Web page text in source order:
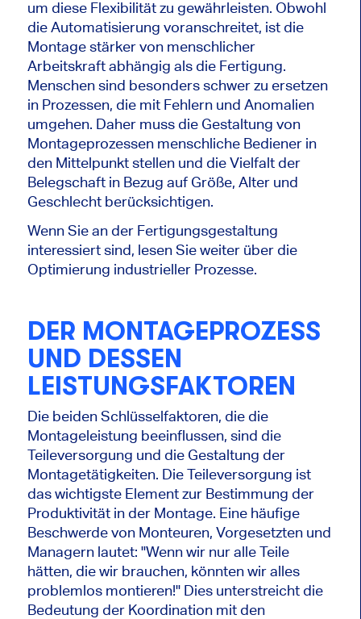
um diese Flexibilität zu gewährleisten. Obwohl
die Automatisierung voranschreitet, ist die
Montage stärker von menschlicher
Arbeitskraft abhängig als die Fertigung.
Menschen sind besonders schwer zu ersetzen
in Prozessen, die mit Fehlern und Anomalien
umgehen. Daher muss die Gestaltung von
Montageprozessen menschliche Bediener in
den Mittelpunkt stellen und die Vielfalt der
Belegschaft in Bezug auf Größe, Alter und
Geschlecht berücksichtigen.
Wenn Sie an der Fertigungsgestaltung
interessiert sind, lesen Sie weiter über die
Optimierung industrieller Prozesse.
DER MONTAGEPROZESS
UND DESSEN
LEISTUNGSFAKTOREN
Die beiden Schlüsselfaktoren, die die
Montageleistung beeinflussen, sind die
Teileversorgung und die Gestaltung der
Montagetätigkeiten. Die Teileversorgung ist
das wichtigste Element zur Bestimmung der
Produktivität in der Montage. Eine häufige
Beschwerde von Monteuren, Vorgesetzten und
Managern lautet: "Wenn wir nur alle Teile
hätten, die wir brauchen, könnten wir alles
problemlos montieren!" Dies unterstreicht die
Bedeutung der Koordination mit den